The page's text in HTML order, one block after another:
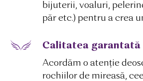
bijuterii, voaluri,
păr etc.) pentru a crea
Calitatea garantată
Acordăm o atenție
rochiilor de mireasă,